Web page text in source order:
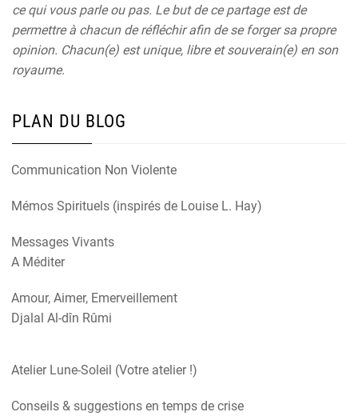
ce qui vous parle ou pas. Le but de ce partage est de
permettre à chacun de réfléchir afin de se forger sa propre
opinion. Chacun(e) est unique, libre et souverain(e) en son
royaume.
PLAN DU BLOG
Communication Non Violente
Mémos Spirituels (inspirés de Louise L. Hay)
Messages Vivants
A Méditer
Amour, Aimer, Emerveillement
Djalal Al-dîn Rûmi
Atelier Lune-Soleil (Votre atelier !)
Conseils & suggestions en temps de crise